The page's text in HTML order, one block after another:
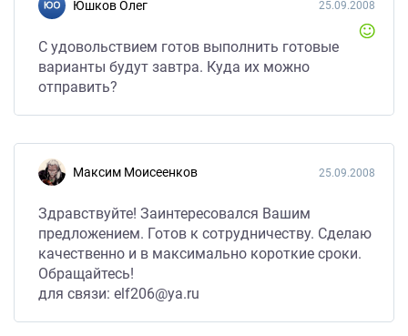
Юшков Олег 25.09.2008
С удовольствием готов выполнить готовые
варианты будут завтра. Куда их можно
отправить?
Максим Моисеенков 25.09.2008
Здравствуйте! Заинтересовался Вашим
предложением. Готов к сотрудничеству. Сделаю
качественно и в максимально короткие сроки.
Обращайтесь!
для связи: elf206@ya.ru